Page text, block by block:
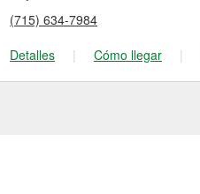
(715) 634-7984
Detalles
| Cómo llegar |